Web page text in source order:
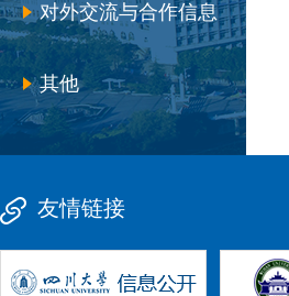
对外交流与合作信息
其他
友情链接